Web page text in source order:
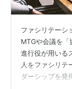
ファシリテーシ
MTGや会議を
進行役が用いる
人をファシリテ
ダーシップを発